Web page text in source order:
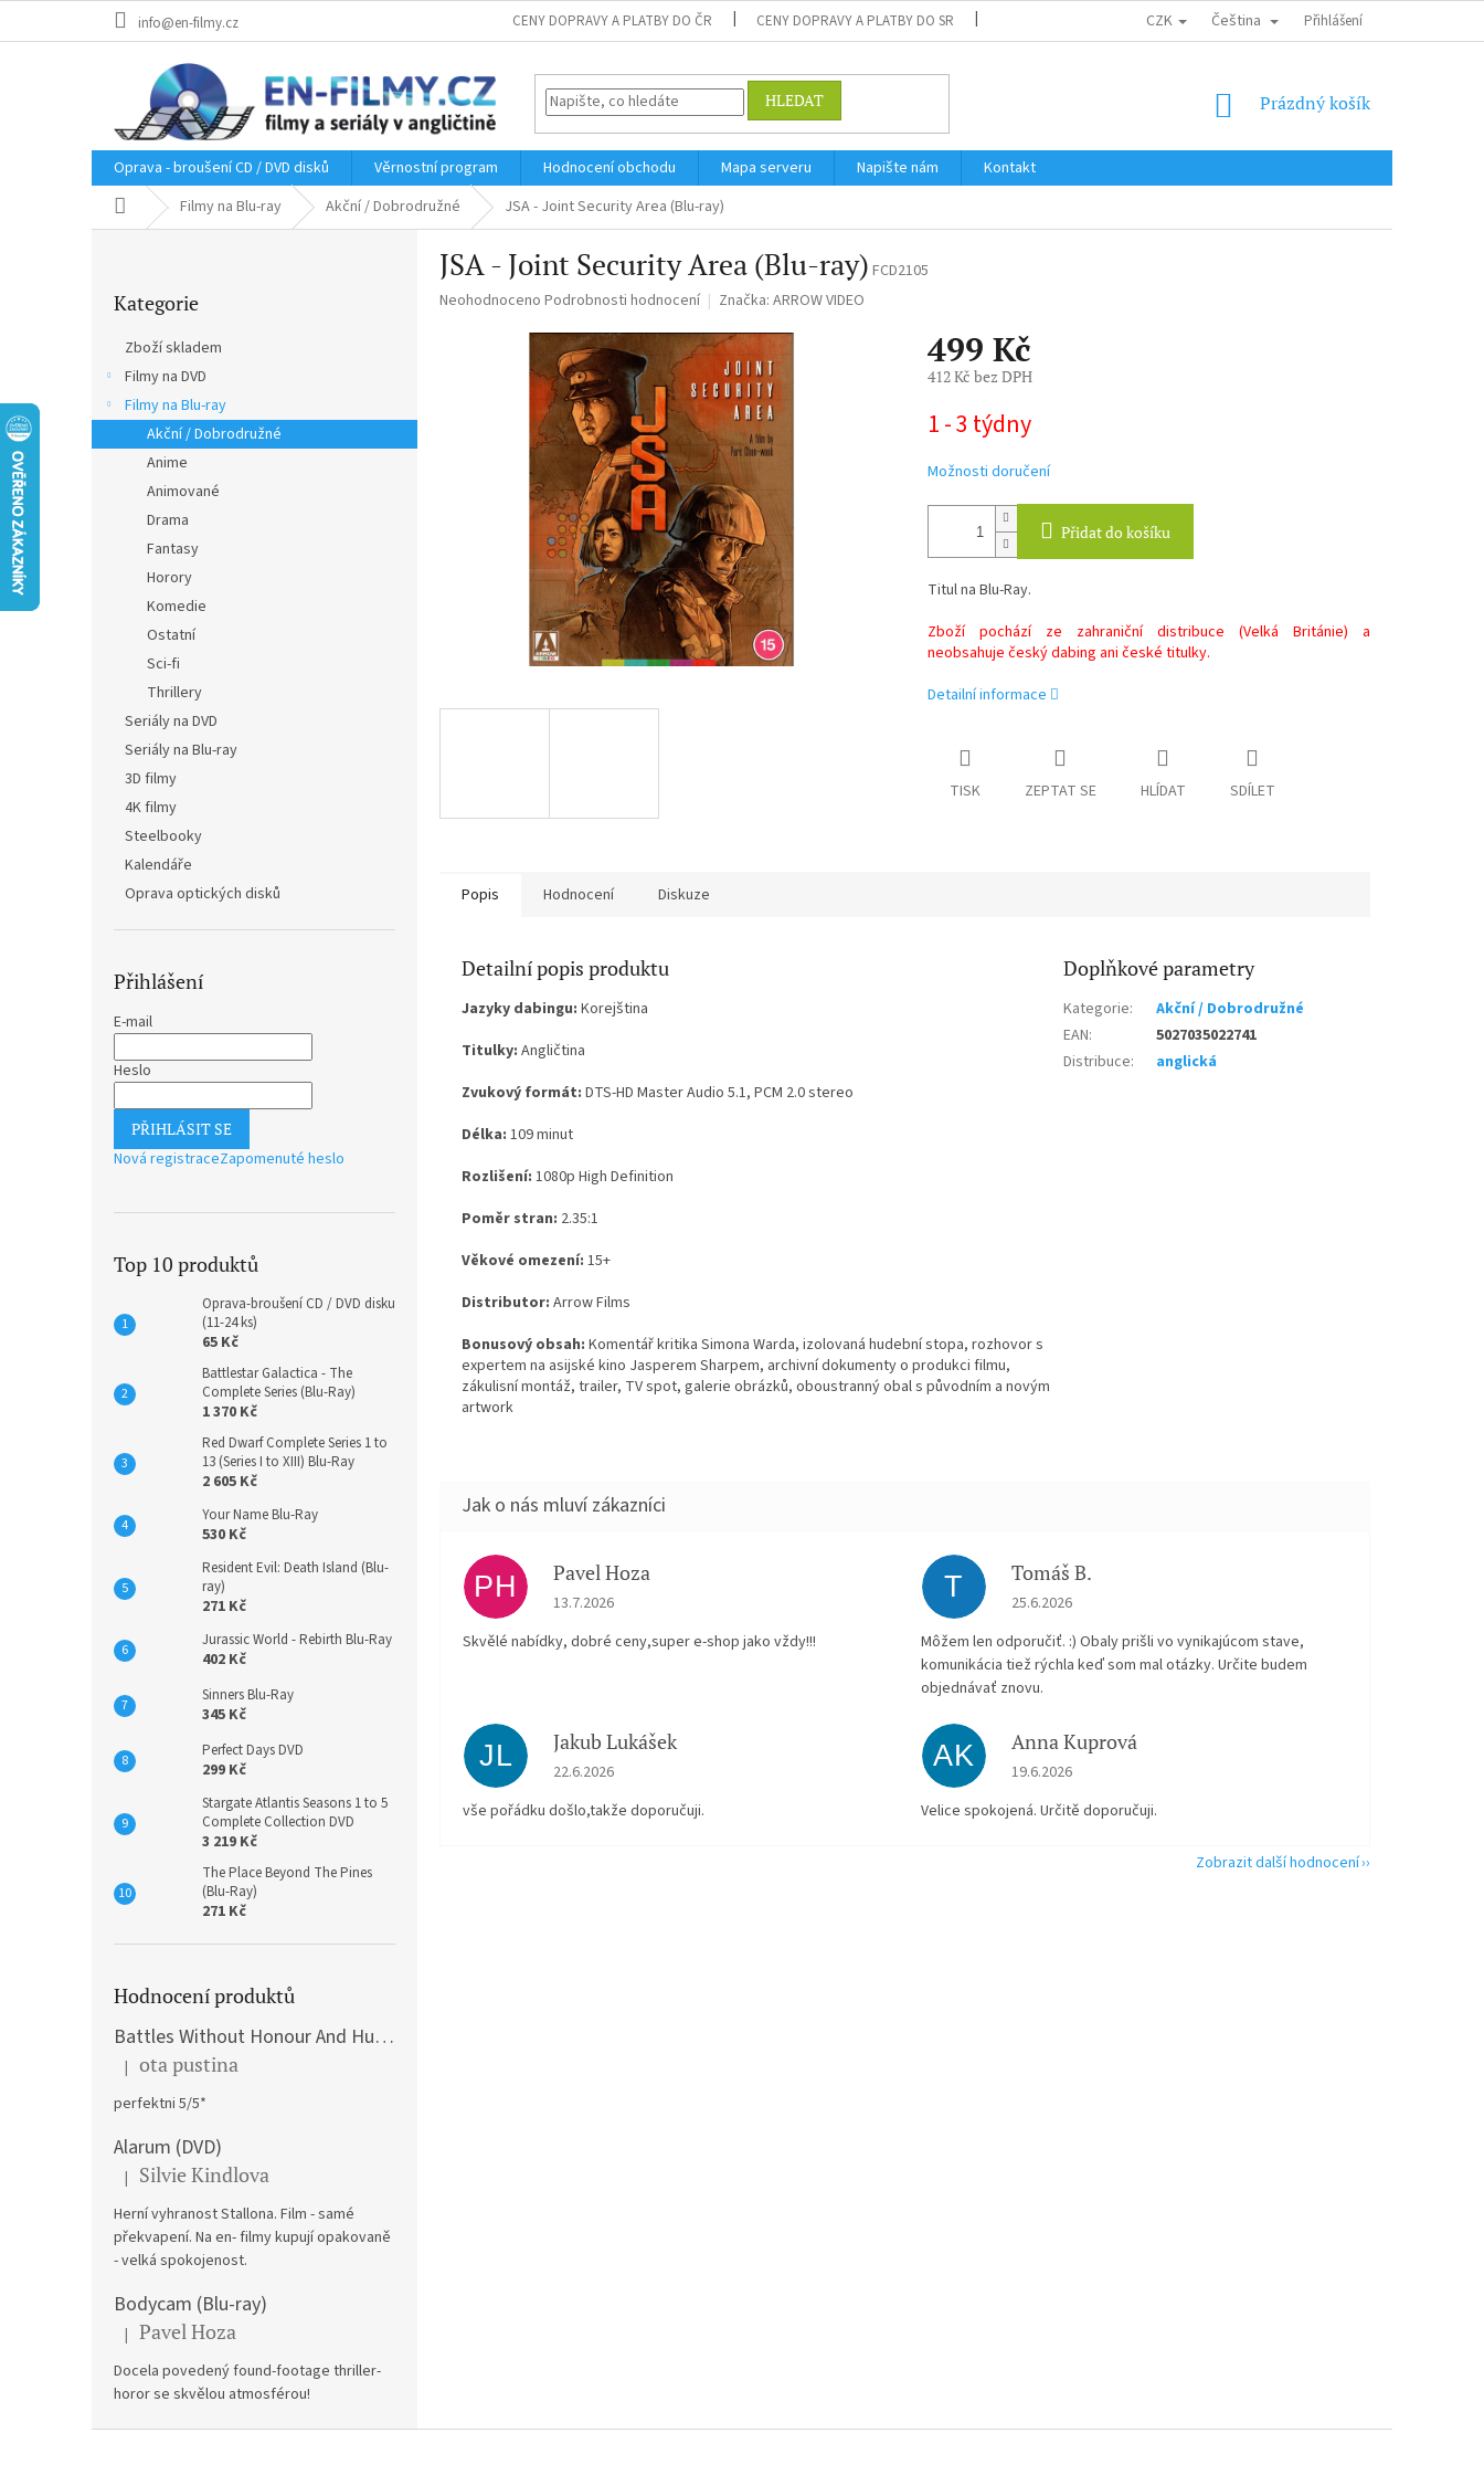
info@en-filmy.cz CENY DOPRAVY A PLATBY DO ČR CENY DOPRAVY A PLATBY DO SR DOPRAVA DO EU / INTERNATIONAL SHIPPING OBCHODNÍ PODMÍNKY
CZK Čeština Přihlášení
HLEDAT
NÁKUPNÍ
Prázdný košík
Oprava - broušení CD / DVD disků Věrnostní program Hodnocení obchodu Mapa serveru Napište nám
Kontakt
Domů Filmy na Blu-ray Akční / Dobrodružné JSA - Joint Security Area (Blu-ray)
kategorie
Kategorie
Zboží skladem
Filmy na DVD
Filmy na Blu-ray
Akční / Dobrodružné
Anime
Animované
Drama
Fantasy
Horory
Komedie
Ostatní
Sci-fi
Thrillery
Seriály na DVD
Seriály na Blu-ray
3D filmy
4K filmy
Steelbooky
Kalendáře
Oprava optických disků
Přihlášení
E-mail
Heslo
PŘIHLÁSIT SE
Nová registraceZapomenuté heslo
Top 10 produktů
Oprava-broušení CD / DVD disku
(11-24 ks)
65 Kč
Battlestar Galactica - The
Complete Series (Blu-Ray)
1 370 Kč
Red Dwarf Complete Series 1 to
13 (Series I to XIII) Blu-Ray
2 605 Kč
Your Name Blu-Ray
530 Kč
Resident Evil: Death Island (Blu-
ray)
271 Kč
Jurassic World - Rebirth Blu-Ray
402 Kč
Sinners Blu-Ray
345 Kč
Perfect Days DVD
299 Kč
Stargate Atlantis Seasons 1 to 5
Complete Collection DVD
3 219 Kč
The Place Beyond The Pines
(Blu-Ray)
271 Kč
Hodnocení produktů
Battles Without Honour And Humanity / Yakuza Graveyad / Street Mobster DVD
Hodnocení produktu je 5 z 5 hvězdiček.
| ota pustina
perfektni 5/5*
Alarum (DVD)
Hodnocení produktu je 5 z 5 hvězdiček.
| Silvie Kindlova
Herní vyhranost Stallona. Film - samé
překvapení. Na en- filmy kupují opakovaně
- velká spokojenost.
Bodycam (Blu-ray)
Hodnocení produktu je 5 z 5 hvězdiček.
| Pavel Hoza
Docela povedený found-footage thriller-
horor se skvělou atmosférou!
JSA - Joint Security Area (Blu-ray) FCD2105
Průměrné
Neohodnoceno Podrobnosti hodnocení Značka: ARROW VIDEO
499 Kč
412 Kč bez DPH
cena:
1 - 3 týdny
Možnosti doručení
Přidat do košíku
Titul na Blu-Ray.
Zboží pochází ze zahraniční distribuce (Velká Británie) a
neobsahuje český dabing ani české titulky.
Detailní informace
TISK ZEPTAT SE HLÍDAT SDÍLET
Popis Hodnocení Diskuze
Detailní popis produktu
Jazyky dabingu: Korejština
Titulky: Angličtina
Zvukový formát: DTS-HD Master Audio 5.1, PCM 2.0 stereo
Délka: 109 minut
Rozlišení: 1080p High Definition
Poměr stran: 2.35:1
Věkové omezení: 15+
Distributor: Arrow Films
Bonusový obsah: Komentář kritika Simona Warda, izolovaná hudební stopa, rozhovor s
expertem na asijské kino Jasperem Sharpem, archivní dokumenty o produkci filmu,
zákulisní montáž, trailer, TV spot, galerie obrázků, oboustranný obal s původním a novým
artwork
Doplňkové parametry
Kategorie:
Akční / Dobrodružné
EAN:
5027035022741
Distribuce: anglická
PH Pavel Hoza
Hodnocení obchodu je 5 z 5 hvězdiček.
13.7.2026
Skvělé nabídky, dobré ceny,super e-shop jako vždy!!!
T Tomáš B.
Hodnocení obchodu je 5 z 5 hvězdiček.
25.6.2026
Môžem len odporučiť. :) Obaly prišli vo vynikajúcom stave,
komunikácia tiež rýchla keď som mal otázky. Určite budem
objednávať znovu.
JL Jakub Lukášek
Hodnocení obchodu je 5 z 5 hvězdiček.
22.6.2026
vše pořádku došlo,takže doporučuji.
AK Anna Kuprová
Hodnocení obchodu je 5 z 5 hvězdiček.
19.6.2026
Velice spokojená. Určitě doporučuji.
Zobrazit další hodnocení